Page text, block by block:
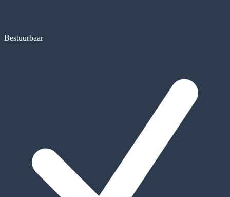
Bestuurbaar